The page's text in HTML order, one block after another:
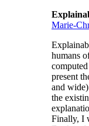
Marie-
humans
present
and
the
Finally, I